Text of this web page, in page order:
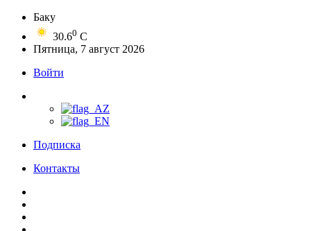
Баку
30.60 C
Пятница, 7 август 2026
Войти
Подписка
Контакты